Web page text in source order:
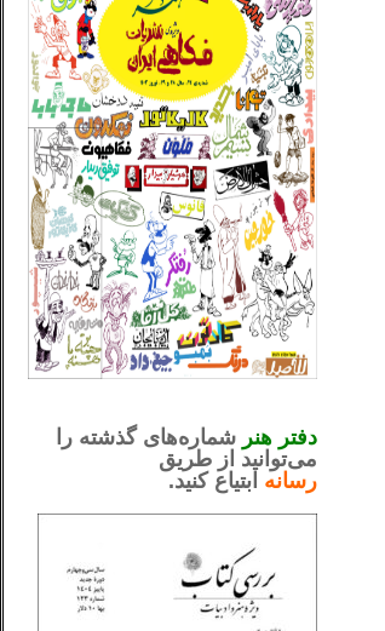
دفتر هنر شماره‌های گذشته را
می‌توانید از طریق
رسانه ابتیاع کنید.